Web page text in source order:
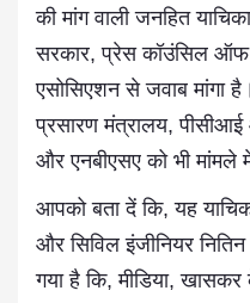
की मांग वाली जनहित
सरकार, प्रेस कॉउंसिल ऑफ
एसोसिएशन से जवाब मांगा
प्रसारण मंत्रालय,
और एनबीएसए को भी मांमले
आपको बता दें कि, यह
और सिविल इंजीनियर
गया है कि, मीडिया,